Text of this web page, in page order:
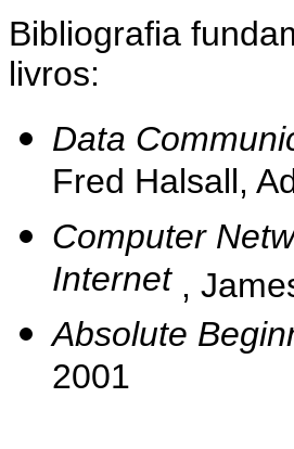
Bibliografia
livros:
Data
Fred Halsall,
Computer
Internet ,
Absolute
2001